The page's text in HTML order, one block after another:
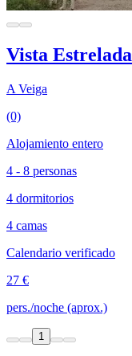
Vista Estrelada
A Veiga
(0)
Alojamiento entero
4 - 8 personas
4 dormitorios
4 camas
Calendario verificado
27 €
pers./noche (aprox.)
1